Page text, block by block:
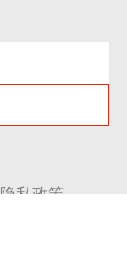
隐私政策